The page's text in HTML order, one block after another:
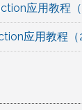
应用教程（
应用教程（